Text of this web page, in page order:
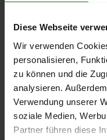
Diese Webseite
Wir verwenden
personalisieren,
zu können und die
analysieren.
Verwendung unserer
soziale Medien,
Partner führen diese
lose
September
Die aktuelle
können Sie